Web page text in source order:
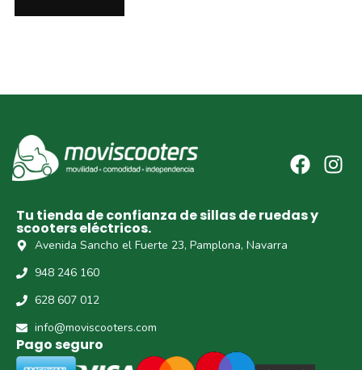
Tu tienda de confianza de sillas de ruedas y
scooters eléctricos.
Avenida Sancho el Fuerte 23, Pamplona, Navarra
948 246 160
628 607 012
info@moviscooters.com
Pago seguro